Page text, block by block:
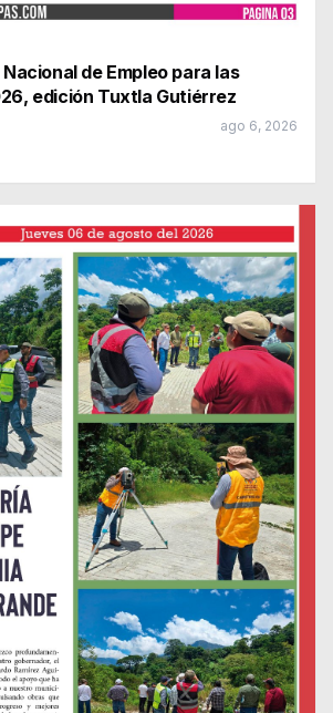
de Empleo para las
edición Tuxtla Gutiérrez
ago 6, 2026